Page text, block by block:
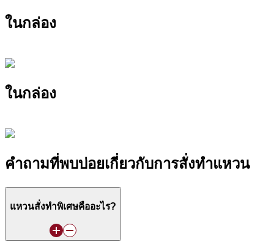
ในกล่อง
ในกล่อง
คำถามที่พบบ่อยเกี่ยวกับการสั่งทำแหวน
แหวนสั่งทำพิเศษคืออะไร?